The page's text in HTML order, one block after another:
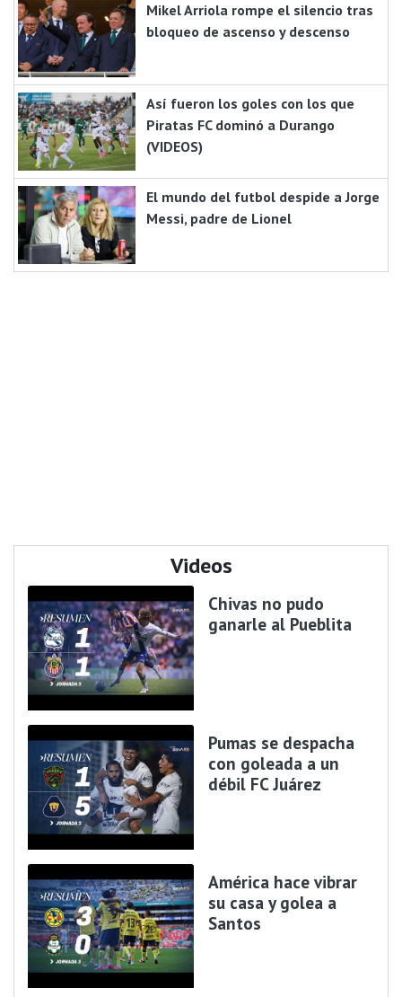
Mikel Arriola rompe el silencio tras
bloqueo de ascenso y descenso
Así fueron los goles con los que
Piratas FC dominó a Durango
(VIDEOS)
El mundo del futbol despide a Jorge
Messi, padre de Lionel
Videos
Chivas no pudo
ganarle al Pueblita
Pumas se despacha
con goleada a un
débil FC Juárez
América hace vibrar
su casa y golea a
Santos